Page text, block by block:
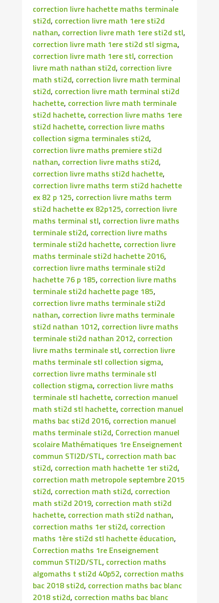
correction livre hachette maths terminale
sti2d, correction livre math 1ere sti2d
nathan, correction livre math 1ere sti2d stl,
correction livre math 1ere sti2d stl sigma,
correction livre math 1ere stl, correction
livre math nathan sti2d, correction livre
math sti2d, correction livre math terminal
sti2d, correction livre math terminal sti2d
hachette, correction livre math terminale
sti2d hachette, correction livre maths 1ere
sti2d hachette, correction livre maths
collection sigma terminales sti2d,
correction livre maths premiere sti2d
nathan, correction livre maths sti2d,
correction livre maths sti2d hachette,
correction livre maths term sti2d hachette
ex 82 p 125, correction livre maths term
sti2d hachette ex 82p125, correction livre
maths terminal stl, correction livre maths
terminale sti2d, correction livre maths
terminale sti2d hachette, correction livre
maths terminale sti2d hachette 2016,
correction livre maths terminale sti2d
hachette 76 p 185, correction livre maths
terminale sti2d hachette page 185,
correction livre maths terminale sti2d
nathan, correction livre maths terminale
sti2d nathan 1012, correction livre maths
terminale sti2d nathan 2012, correction
livre maths terminale stl, correction livre
maths terminale stl collection sigma,
correction livre maths terminale stl
collection stigma, correction livre maths
terminale stl hachette, correction manuel
math sti2d stl hachette, correction manuel
maths bac sti2d 2016, correction manuel
maths terminale sti2d, Correction manuel
scolaire Mathématiques 1re Enseignement
commun STI2D/STL, correction math bac
sti2d, correction math hachette 1er sti2d,
correction math metropole septembre 2015
sti2d, correction math sti2d, correction
math sti2d 2019, correction math sti2d
hachette, correction math sti2d nathan,
correction maths 1er sti2d, correction
maths 1ère sti2d stl hachette éducation,
Correction maths 1re Enseignement
commun STI2D/STL, correction maths
algomaths t sti2d 40p52, correction maths
bac 2018 sti2d, correction maths bac blanc
2018 sti2d, correction maths bac blanc